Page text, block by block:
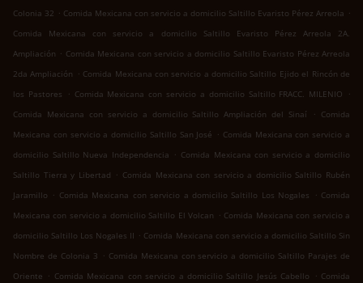
Colonia 32 . Comida Mexicana con servicio a domicilio Saltillo Evaristo Pérez Arreola .
Comida Mexicana con servicio a domicilio Saltillo Evaristo Pérez Arreola 2A.
Ampliación . Comida Mexicana con servicio a domicilio Saltillo Evaristo Pérez Arreola
2da Ampliación . Comida Mexicana con servicio a domicilio Saltillo Ejido el Rincón de
los Pastores
. Comida Mexicana con servicio a domicilio Saltillo FRACC. MILENIO
.
Comida Mexicana con servicio a domicilio Saltillo Ampliación del Sinaí
. Comida
Mexicana con servicio a domicilio Saltillo San José . Comida Mexicana con servicio a
domicilio Saltillo Nueva Independencia . Comida Mexicana con servicio a domicilio
Saltillo Tierra y Libertad . Comida Mexicana con servicio a domicilio Saltillo Rubén
Jaramillo . Comida Mexicana con servicio a domicilio Saltillo Los Nogales . Comida
Mexicana con servicio a domicilio Saltillo El Volcan . Comida Mexicana con servicio a
domicilio Saltillo Los Nogales II . Comida Mexicana con servicio a domicilio Saltillo Sin
Nombre de Colonia 3 . Comida Mexicana con servicio a domicilio Saltillo Parajes de
Oriente . Comida Mexicana con servicio a domicilio Saltillo Jesús Cabello . Comida